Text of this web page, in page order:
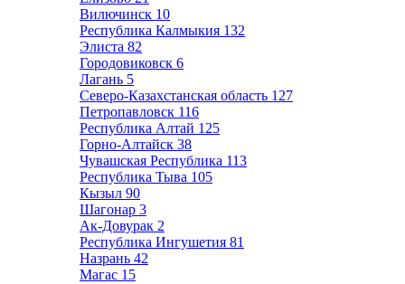
Вилючинск 10
Республика Калмыкия 132
Элиста 82
Городовиковск 6
Лагань 5
Северо-Казахстанская область 127
Петропавловск 116
Республика Алтай 125
Горно-Алтайск 38
Чувашская Республика 113
Республика Тыва 105
Кызыл 90
Шагонар 3
Ак-Довурак 2
Республика Ингушетия 81
Назрань 42
Магас 15